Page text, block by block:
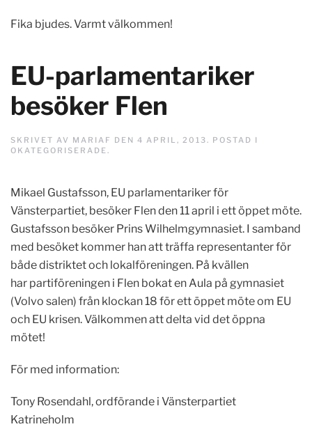
Fika bjudes. Varmt välkommen!
EU-parlamentariker
besöker Flen
SKRIVET AV MARIAF DEN 4 APRIL, 2013. POSTAD I
OKATEGORISERADE.
Mikael Gustafsson, EU parlamentariker för
Vänsterpartiet, besöker Flen den 11 april i ett öppet möte.
Gustafsson besöker Prins Wilhelmgymnasiet. I samband
med besöket kommer han att träffa representanter för
både distriktet och lokalföreningen. På kvällen
har partiföreningen i Flen bokat en Aula på gymnasiet
(Volvo salen) från klockan 18 för ett öppet möte om EU
och EU krisen. Välkommen att delta vid det öppna
mötet!
För med information:
Tony Rosendahl, ordförande i Vänsterpartiet
Katrineholm